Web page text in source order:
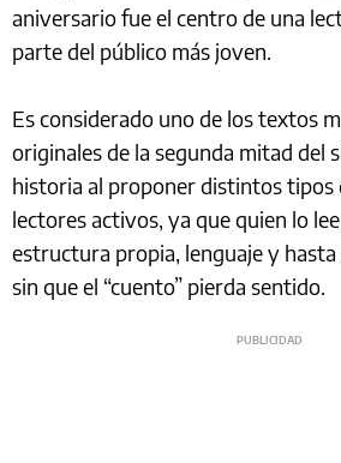
aniversario fue el centro de una
parte del público más joven.
Es considerado uno de los textos
originales de la segunda mitad del
historia al proponer distintos tipos
lectores activos, ya que quien lo
estructura propia, lenguaje y
sin que el “cuento” pierda sentido.